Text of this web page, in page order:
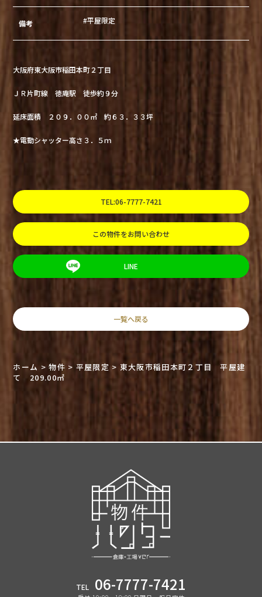
備考 #平屋限定
大阪府東大阪市稲田本町２丁目
ＪＲ片町線 徳庵駅 徒歩約９分
延床面積 ２０９．００㎡ 約６３．３３坪
★電動シャッター高さ３．５ｍ
TEL:06-7777-7421
この物件をお問い合わせ
LINE
一覧へ戻る
ホーム >物件 > 平屋限定 > 東大阪市稲田本町２丁目 平屋建
て 209.00㎡
TEL 06-7777-7421